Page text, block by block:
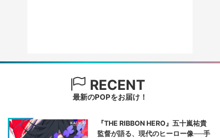
RECENT
最新のPOPをお届け！
『THE RIBBON HERO』五十嵐祐貴
監督が語る、現代のヒーロー像──手